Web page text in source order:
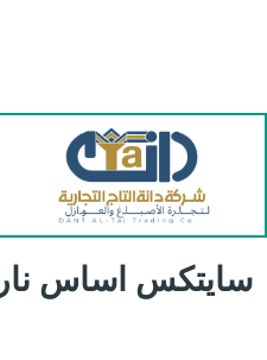
سايتكس اساس